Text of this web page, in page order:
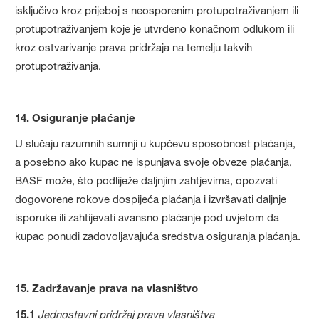
isključivo kroz prijeboj s neosporenim protupotraživanjem ili
protupotraživanjem koje je utvrđeno konačnom odlukom ili
kroz ostvarivanje prava pridržaja na temelju takvih
protupotraživanja.
14. Osiguranje plaćanje
U slučaju razumnih sumnji u kupčevu sposobnost plaćanja,
a posebno ako kupac ne ispunjava svoje obveze plaćanja,
BASF može, što podliježe daljnjim zahtjevima, opozvati
dogovorene rokove dospijeća plaćanja i izvršavati daljnje
isporuke ili zahtijevati avansno plaćanje pod uvjetom da
kupac ponudi zadovoljavajuća sredstva osiguranja plaćanja.
15. Zadržavanje prava na vlasništvo
15.1 Jednostavni pridržaj prava vlasništva